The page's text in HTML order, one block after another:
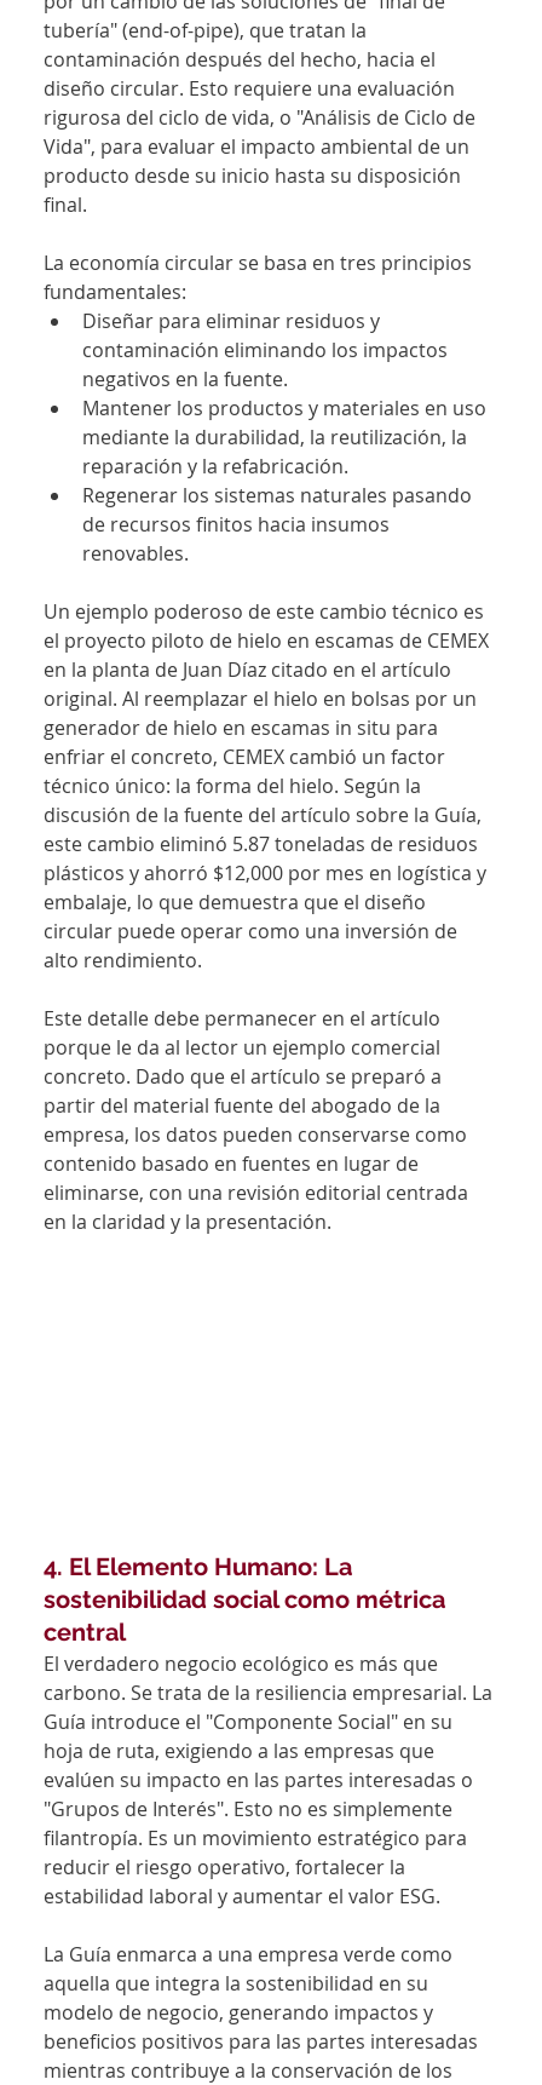
tubería" (end-of-pipe), que tratan la
contaminación después del hecho, hacia el
diseño circular. Esto requiere una evaluación
rigurosa del ciclo de vida, o "Análisis de Ciclo de
Vida", para evaluar el impacto ambiental de un
producto desde su inicio hasta su disposición
final.
La economía circular se basa en tres principios
fundamentales:
Diseñar para eliminar residuos y
contaminación eliminando los impactos
negativos en la fuente.
Mantener los productos y materiales en uso
mediante la durabilidad, la reutilización, la
reparación y la refabricación.
Regenerar los sistemas naturales pasando
de recursos finitos hacia insumos
renovables.
Un ejemplo poderoso de este cambio técnico es
el proyecto piloto de hielo en escamas de CEMEX
en la planta de Juan Díaz citado en el artículo
original. Al reemplazar el hielo en bolsas por un
generador de hielo en escamas in situ para
enfriar el concreto, CEMEX cambió un factor
técnico único: la forma del hielo. Según la
discusión de la fuente del artículo sobre la Guía,
este cambio eliminó 5.87 toneladas de residuos
plásticos y ahorró $12,000 por mes en logística y
embalaje, lo que demuestra que el diseño
circular puede operar como una inversión de
alto rendimiento.
Este detalle debe permanecer en el artículo
porque le da al lector un ejemplo comercial
concreto. Dado que el artículo se preparó a
partir del material fuente del abogado de la
empresa, los datos pueden conservarse como
contenido basado en fuentes en lugar de
eliminarse, con una revisión editorial centrada
en la claridad y la presentación.
4. El Elemento Humano: La
sostenibilidad social como métrica
central
El verdadero negocio ecológico es más que
carbono. Se trata de la resiliencia empresarial. La
Guía introduce el "Componente Social" en su
hoja de ruta, exigiendo a las empresas que
evalúen su impacto en las partes interesadas o
"Grupos de Interés". Esto no es simplemente
filantropía. Es un movimiento estratégico para
reducir el riesgo operativo, fortalecer la
estabilidad laboral y aumentar el valor ESG.
La Guía enmarca a una empresa verde como
aquella que integra la sostenibilidad en su
modelo de negocio, generando impactos y
beneficios positivos para las partes interesadas
mientras contribuye a la conservación de los